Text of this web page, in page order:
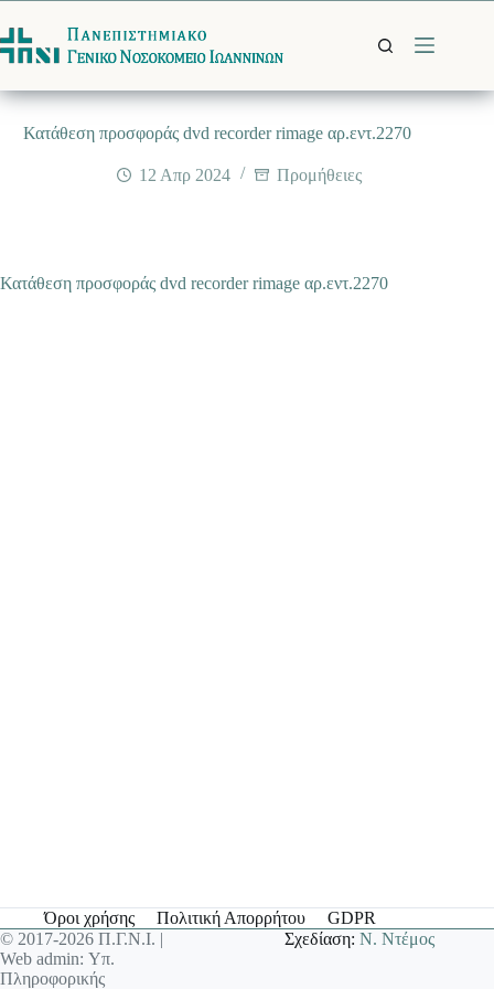
στο
περιεχόμενο
Κατάθεση προσφοράς dvd recorder rimage αρ.εντ.2270
12 Απρ 2024 Προμήθειες
Κατάθεση προσφοράς dvd recorder rimage αρ.εντ.2270
Όροι χρήσης Πολιτική Απορρήτου
GDPR
© 2017-2026 Π.Γ.Ν.Ι. |
Web admin: Υπ.
Πληροφορικής
Σχεδίαση:Ν. Ντέμος